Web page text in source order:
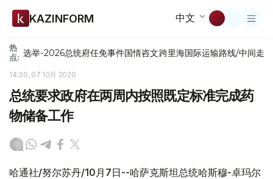
KAZINFORM 中文
热
点: 选举-2026总统府任免事件国情咨文跨里海国际运输路线/中间走廊
14:30, 07 10月 2020
总统要求政府在两周内按照既定标准完成药
物储备工作
哈通社/努尔苏丹/10月7日--哈萨克斯坦总统哈斯穆-卓玛尔